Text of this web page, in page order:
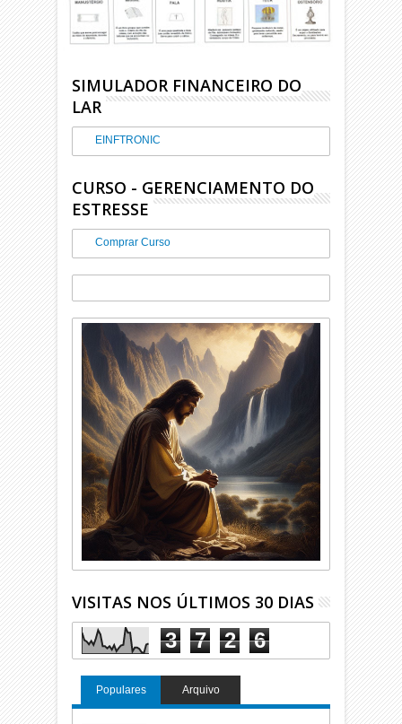
SIMULADOR FINANCEIRO DO
LAR
EINFTRONIC
CURSO - GERENCIAMENTO DO
ESTRESSE
Comprar Curso
VISITAS NOS ÚLTIMOS 30 DIAS
3 7 2 6
Populares Arquivo